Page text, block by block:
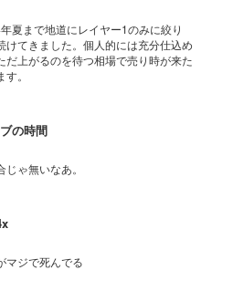
夏まで地道にレイヤー1のみに絞り
けてきました。個人的には充分仕込め
だ上がるのを待つ相場で売り時が来た
。
の時間
ゃ無いなあ。
マジで死んでる